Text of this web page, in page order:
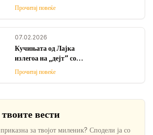
Прочитај повеќе
07.02.2026
Кучињата од Лајка
излегоа на „дејт“ со
граѓаните и го стоплија
срцето на Скопје!
Прочитај повеќе
вести
за твојот миленик? Сподели ја со